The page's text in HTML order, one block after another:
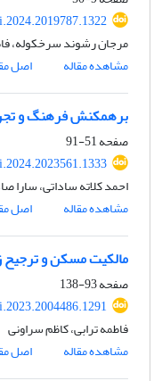
مرجان رشوند سرخکوله،
مشاهده مقاله
اصل
برهمکنش فرهنگ و
صفحه51-91
احمد کلاته ساداتی، سارا
مشاهده مقاله
اصل
مالکیت مسکن و ترجیح
صفحه93-138
فاطمه ترابی، کاظم سراونی
مشاهده مقاله
اصل